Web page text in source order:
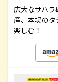
広大なサハラ
産、本場の
楽しむ！